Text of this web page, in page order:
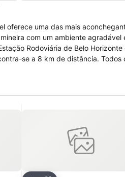
oferece uma das mais
com um ambiente
Rodoviária de Belo
os quartos dispõem de TV com canais a